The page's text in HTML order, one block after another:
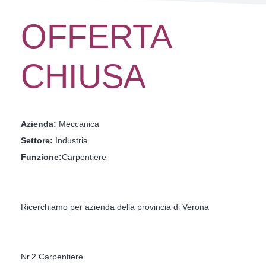
OFFERTA
CHIUSA
Azienda: Meccanica
Settore: Industria
Funzione:Carpentiere
Ricerchiamo per azienda della provincia di Verona
Nr.2 Carpentiere